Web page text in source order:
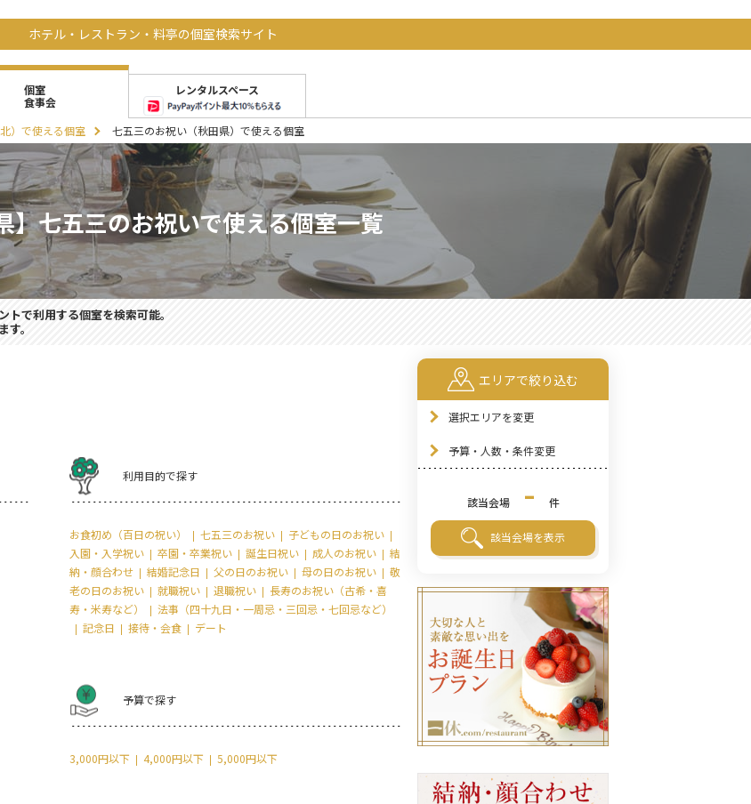
ホテル・レストラン・料亭の個室検索サイト
個室
食事会
レンタルスペース
）で使える個室 七五三のお祝い（秋田県）で使える個室
】七五三のお祝いで使える個室一覧
で利用する個室を検索可能。
。
利用目的で探す
お食初め（百日の祝い） 七五三のお祝い
子どもの日のお祝い
入園・入学祝い
卒園・卒業祝い 誕生日祝い 成人のお祝い
結
納・顔合わせ
結婚記念日 父の日のお祝い 母の日のお祝い
敬
老の日のお祝い
就職祝い 退職祝い
長寿のお祝い（古希・喜
寿・米寿など）
法事（四十九日・一周忌・三回忌・七回忌など）
記念日
接待・会食 デート
予算で探す
3,000円以下 4,000円以下 5,000円以下
エリアで絞り込む
選択エリアを変更
予算・人数・条件変更
該当会場 - 件
該当会場を表示